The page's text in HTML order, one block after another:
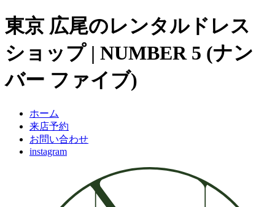
東京 広尾のレンタルドレス
ショップ | NUMBER 5 (ナン
バー ファイブ)
ホーム
来店予約
お問い合わせ
instagram